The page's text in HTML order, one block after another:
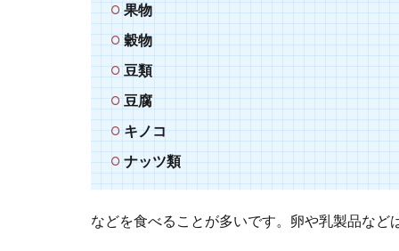
果物
穀物
豆類
豆腐
キノコ
ナッツ類
などを食べることが多いです。卵や乳製品な